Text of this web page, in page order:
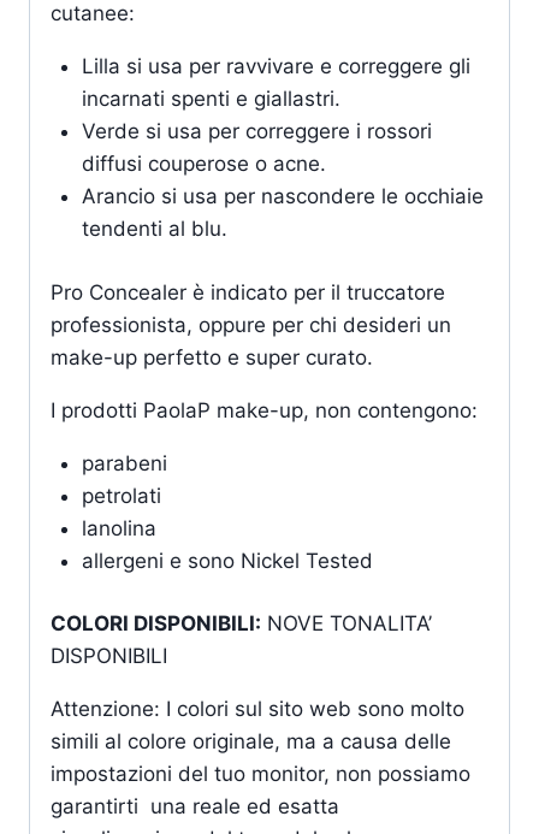
cutanee:
Lilla si usa per ravvivare e correggere gli
incarnati spenti e giallastri.
Verde si usa per correggere i rossori
diffusi couperose o acne.
Arancio si usa per nascondere le occhiaie
tendenti al blu.
Pro Concealer è indicato per il truccatore
professionista, oppure per chi desideri un
make-up perfetto e super curato.
I prodotti PaolaP make-up, non contengono:
parabeni
petrolati
lanolina
allergeni e sono Nickel Tested
COLORI DISPONIBILI: NOVE TONALITA’
DISPONIBILI
Attenzione: I colori sul sito web sono molto
simili al colore originale, ma a causa delle
impostazioni del tuo monitor, non possiamo
garantirti una reale ed esatta